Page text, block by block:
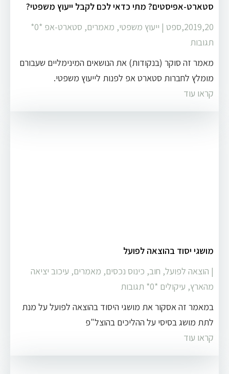
סטארט-אפיסטים? מתי כדאי לכם לקבל ייעוץ משפטי?
2019,20,ספט
| ייעוץ משפטי, מאמרים, סטארט-אפ
‏*0*
תגובות
מאמר זה סוקר (בנקודות) את הנושאים המינימליים שעבורם
מומלץ לחברות סטארט אפ לפנות לייעוץ משפטי.
קראו עוד
מושגי יסוד בהוצאה לפועל
| הוצאה לפועל, חוב, כינוס נכסים, מאמרים, עיכוב יציאה
מהארץ, עיקולים ‏*0* תגובות
במאמר זה אסקור את מושגי היסוד בהוצאה לפועל על מנת
לתת מושג בסיסי על ההליכים בהוצל"פ
קראו עוד